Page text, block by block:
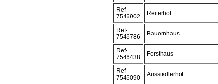
Ref-
7546902
Reiterhof
Ref-
7546786
Bauernhaus
Ref-
7546438
Forsthaus
Ref-
7546090
Aussiedlerhof